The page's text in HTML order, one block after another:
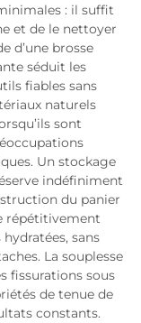
: il suffit
et de le nettoyer
d’une brosse
séduit les
fiables sans
naturels
sont
Un stockage
indéfiniment
du panier
répétitivement
sans
La souplesse
fissurations sous
de tenue de
constants.